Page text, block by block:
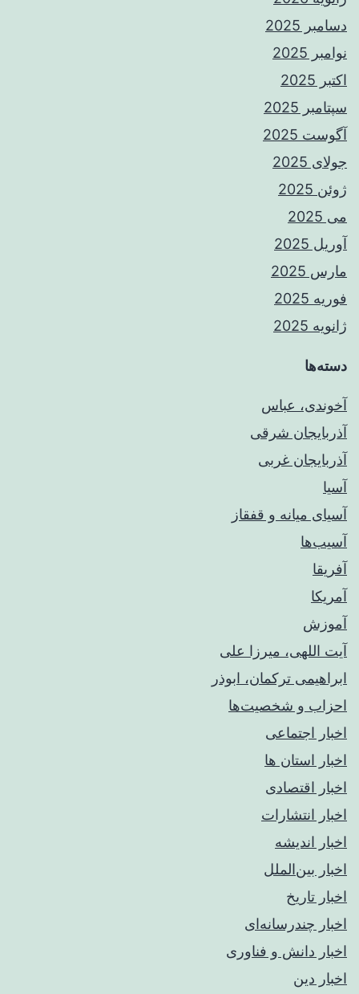
دسامبر 2025
نوامبر 2025
اکتبر 2025
سپتامبر 2025
آگوست 2025
جولای 2025
ژوئن 2025
می 2025
آوریل 2025
مارس 2025
فوریه 2025
ژانویه 2025
دسته‌ها
آخوندی، عباس
آذربایجان شرقی
آذربایجان غربی
آسیا
آسیای میانه و قفقاز
آسیب‌ها
آفریقا
آمریکا
آموزش
آیت اللهی، میرزا علی
ابراهیمی ترکمان، ابوذر
احزاب و شخصیت‌ها
اخبار اجتماعی
اخبار استان ها
اخبار اقتصادی
اخبار انتشارات
اخبار اندیشه
اخبار بین‌الملل
اخبار تاریخ
اخبار چندرسانه‌ای
اخبار دانش و فناوری
اخبار دین